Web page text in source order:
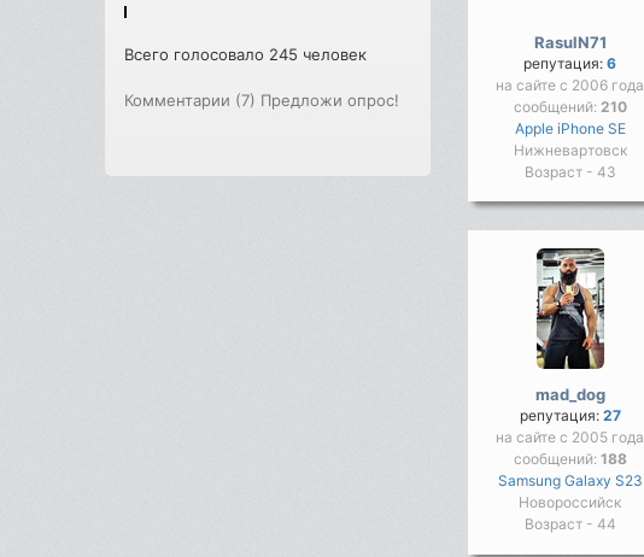
Всего голосовало 245 человек
Комментарии (7) Предложи опрос!
RasulN71
репутация:6
на сайте с 2006 года
сообщений: 210
Apple iPhone SE
Нижневартовск
Возраст - 43
mad_dog
репутация: 27
на сайте с 2005 года
сообщений: 188
Samsung Galaxy S23
Новороссийск
Возраст - 44